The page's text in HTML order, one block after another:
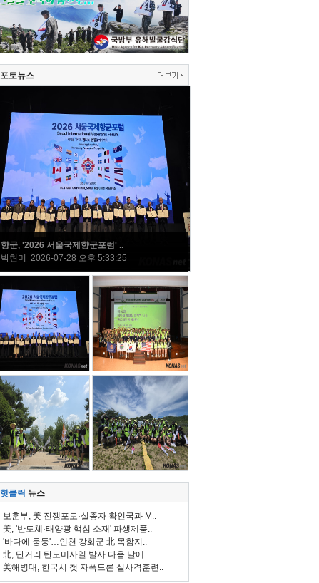
포토뉴스
향군, '2026 서울국제향군포럼' ..
박현미 2026-07-28 오후 5:33:25
핫클릭 뉴스
보훈부, 美 전쟁포로·실종자 확인국과 M..
美, '반도체·태양광 핵심 소재' 파생제품..
'바다에 둥둥'…인천 강화군 北 목함지..
北, 단거리 탄도미사일 발사 다음 날에..
美해병대, 한국서 첫 자폭드론 실사격훈련..